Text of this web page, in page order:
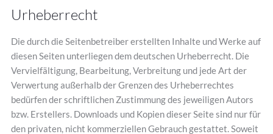
Urheberrecht
Die durch die Seitenbetreiber erstellten Inhalte und Werke auf
diesen Seiten unterliegen dem deutschen Urheberrecht. Die
Vervielfältigung, Bearbeitung, Verbreitung und jede Art der
Verwertung außerhalb der Grenzen des Urheberrechtes
bedürfen der schriftlichen Zustimmung des jeweiligen Autors
bzw. Erstellers. Downloads und Kopien dieser Seite sind nur für
den privaten, nicht kommerziellen Gebrauch gestattet. Soweit